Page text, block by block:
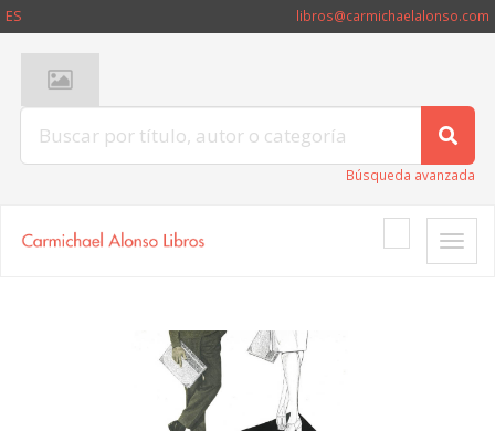
ES libros@carmichaelalonso.com
Búsqueda avanzada
Toggle